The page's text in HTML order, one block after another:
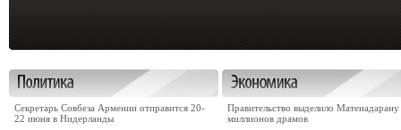
Секретарь Совбеза Армении отправится 20-
22 июня в Нидерланды
Правительство выделило
миллионов драмов